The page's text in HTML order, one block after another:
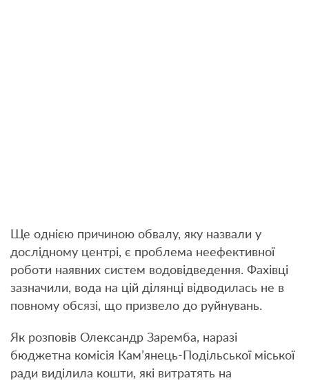
Ще однією причиною обвалу, яку назвали у
дослідному центрі, є проблема неефективної
роботи наявних систем водовідведення. Фахівці
зазначили, вода на цій ділянці відводилась не в
повному обсязі, що призвело до руйнувань.
Як розповiв Олександр Заремба, наразі
бюджетна комісія Кам’янець-Подільської міської
ради виділила кошти, які витратять на